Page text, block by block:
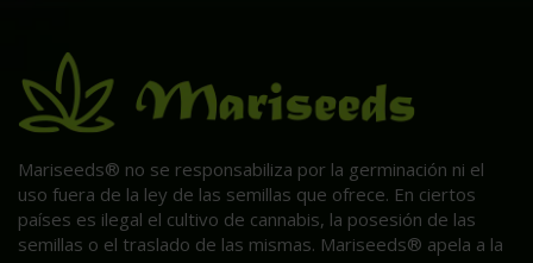
Mariseeds® no se responsabiliza por la germinación ni el
uso fuera de la ley de las semillas que ofrece. En ciertos
países es ilegal el cultivo de cannabis, la posesión de las
semillas o el traslado de las mismas. Mariseeds® apela a la